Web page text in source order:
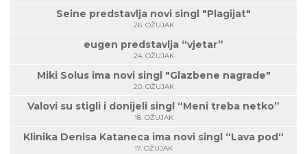
Seine predstavlja novi singl "Plagijat"
26. OŽUJAK
eugen predstavlja “vjetar”
24. OŽUJAK
Miki Solus ima novi singl "Glazbene nagrade"
20. OŽUJAK
Valovi su stigli i donijeli singl “Meni treba netko”
18. OŽUJAK
Klinika Denisa Kataneca ima novi singl “Lava pod“
17. OŽUJAK